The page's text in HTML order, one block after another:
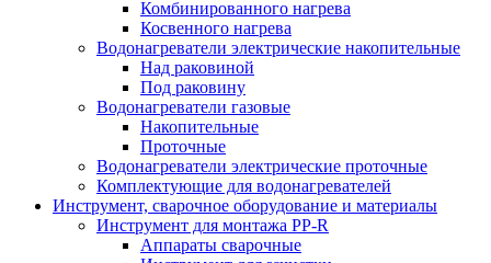
Комбинированного нагрева
Косвенного нагрева
Водонагреватели электрические накопительные
Над раковиной
Под раковину
Водонагреватели газовые
Накопительные
Проточные
Водонагреватели электрические проточные
Комплектующие для водонагревателей
Инструмент, сварочное оборудование и материалы
Инструмент для монтажа PP-R
Аппараты сварочные